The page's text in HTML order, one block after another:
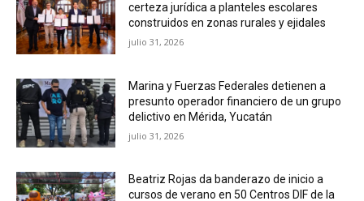
certeza jurídica a planteles escolares
construidos en zonas rurales y ejidales
julio 31, 2026
Marina y Fuerzas Federales detienen a
presunto operador financiero de un grupo
delictivo en Mérida, Yucatán
julio 31, 2026
Beatriz Rojas da banderazo de inicio a
cursos de verano en 50 Centros DIF de la